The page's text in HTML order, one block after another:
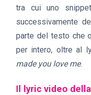
tra cui uno
successivamente
parte del testo che
per intero, oltre al
made you love me.
Il lyric video